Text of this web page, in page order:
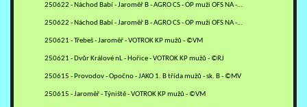
250622 - Náchod Babí - Jaroměř B - AGRO CS - OP muži OFS NA -…
250622 - Náchod Babí - Jaroměř B - AGRO CS - OP muži OFS NA -…
250621 - Třebeš - Jaroměř - VOTROK KP mužů - ©VM
250621 - Dvůr Králové nL - Hořice - VOTROK KP mužů - ©RJ
250615 - Provodov - Opočno - JAKO 1. B třída mužů - sk. B - ©MV
250615 - Jaroměř - Týniště - VOTROK KP mužů - ©VM